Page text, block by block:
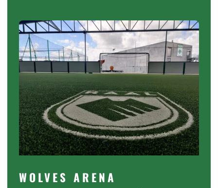
WOLVES ARENA